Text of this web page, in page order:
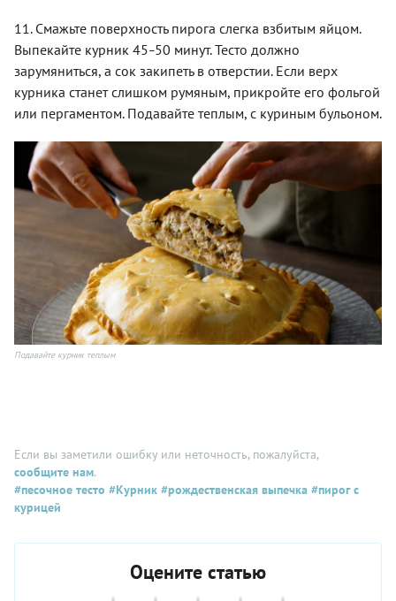
11. Смажьте поверхность пирога слегка взбитым яйцом.
Выпекайте курник 45–50 минут. Тесто должно
зарумяниться, а сок закипеть в отверстии. Если верх
курника станет слишком румяным, прикройте его фольгой
или пергаментом. Подавайте теплым, с куриным бульоном.
Подавайте курник теплым
Если вы заметили ошибку или неточность, пожалуйста,
сообщите нам.
#песочное тесто #Курник #рождественская выпечка #пирог с
курицей
Оцените статью